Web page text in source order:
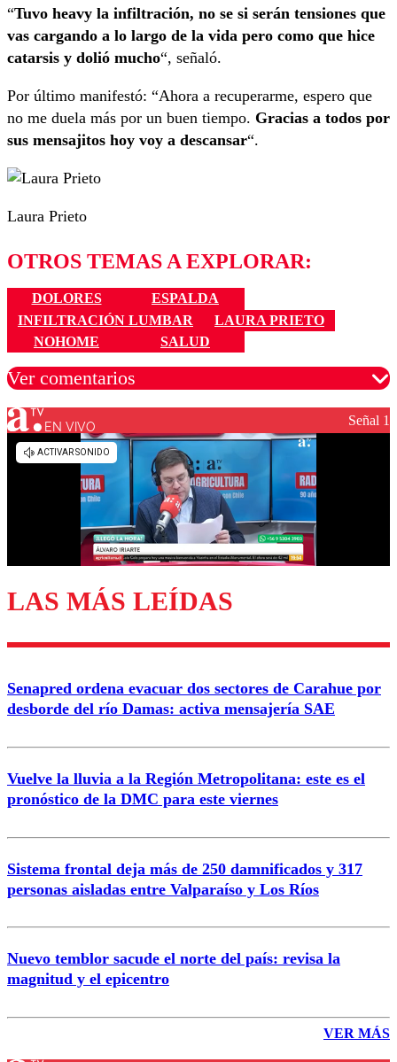
“Tuvo heavy la infiltración, no se si serán tensiones que
vas cargando a lo largo de la vida pero como que hice
catarsis y dolió mucho“, señaló.
Por último manifestó: “Ahora a recuperarme, espero que
no me duela más por un buen tiempo. Gracias a todos por
sus mensajitos hoy voy a descansar“.
Laura Prieto
OTROS TEMAS A EXPLORAR:
DOLORES
ESPALDA
INFILTRACIÓN LUMBAR
LAURA PRIETO
NOHOME
SALUD
Ver comentarios
Los comentarios son moderados para garantizar un
diálogo respetuoso.
Enviar comentario
EN VIVO Señal 1
LAS MÁS LEÍDAS
Senapred ordena evacuar dos sectores de Carahue por
desborde del río Damas: activa mensajería SAE
Vuelve la lluvia a la Región Metropolitana: este es el
pronóstico de la DMC para este viernes
Sistema frontal deja más de 250 damnificados y 317
personas aisladas entre Valparaíso y Los Ríos
Nuevo temblor sacude el norte del país: revisa la
magnitud y el epicentro
VER MÁS